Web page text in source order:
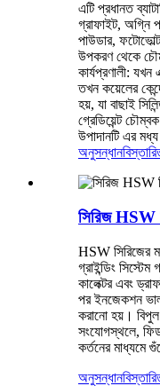
এটি প্রধানত
গ্রাফাইট, অগ্নি
পাউডার,
উপকরণ থেকে
কার্যপ্রণালী:
তখন কয়েলের
হয়, যা বাছাই
গ্রেডিয়েন্ট
উপাদানটি এর
অনুসন্ধান
সিরিজ HSW
HSW সিরিজের
গ্রাইন্ডিং
কালেক্টর এবং
পর ইনজেকশন
করানো হয়। বিপুল
সংযোগস্থলে, ফিড
কর্তনের মাধ্যমে
অনুসন্ধান